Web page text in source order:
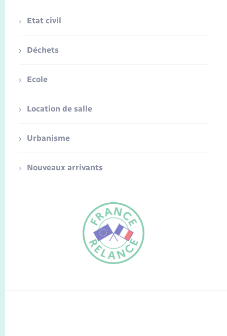
FR
Etat civil
Déchets
Ecole
Location de salle
Urbanisme
Nouveaux arrivants